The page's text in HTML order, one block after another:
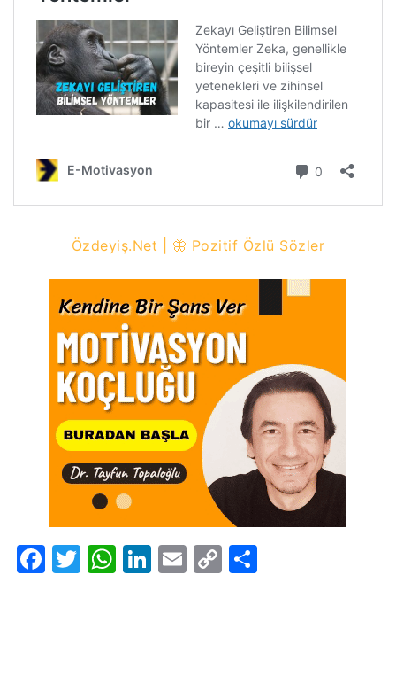
Özdeyiş.Net | 🦋 Pozitif Özlü Sözler
Facebook
Twitter
WhatsApp
LinkedIn
Email
Copy